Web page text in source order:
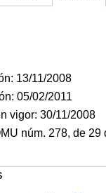
13/11/2008
05/02/2011
vigor: 30/11/2008
núm. 278, de 29